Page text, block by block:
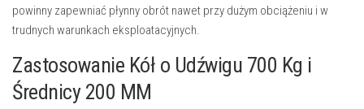
powinny zapewniać płynny obrót nawet przy dużym obciążeniu i w
trudnych warunkach eksploatacyjnych.
Zastosowanie Kół o Udźwigu 700 Kg i
Średnicy 200 MM